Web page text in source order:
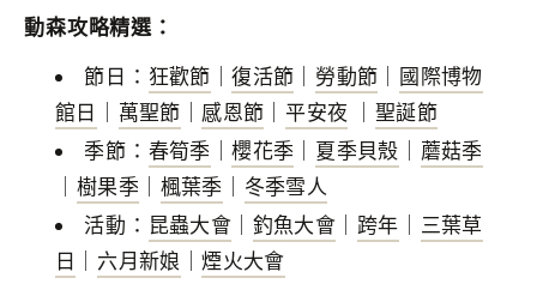
動森攻略精選：
節日： 狂歡節 ｜復活節 勞動節
國際博物
館日
萬聖節 ｜感恩節 ｜平安夜 ｜聖誕節
季節： 春筍季 ｜櫻花季 夏季貝殼
蘑菇季
樹果季 楓葉季
冬季雪人
活動： 昆蟲大會｜ 釣魚大會 ｜跨年
三葉草
日
六月新娘 ｜煙火大會